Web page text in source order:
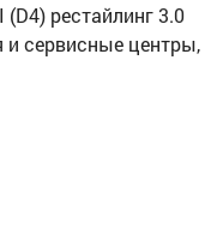
рестайлинг 3.0
и сервисные центры,